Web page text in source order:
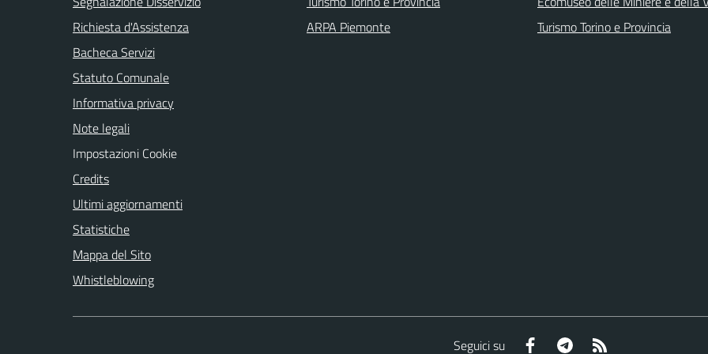
Richiesta d'Assistenza
Bacheca Servizi
Statuto Comunale
Informativa privacy
Note legali
Impostazioni Cookie
Credits
Ultimi aggiornamenti
Statistiche
Mappa del Sito
Whistleblowing
ARPA Piemonte
Turismo Torino e Provincia
Seguici su Facebook Telegram